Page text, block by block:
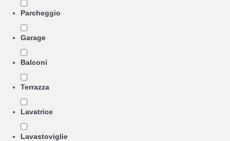
Parcheggio
Garage
Balconi
Terrazza
Lavatrice
Lavastoviglie